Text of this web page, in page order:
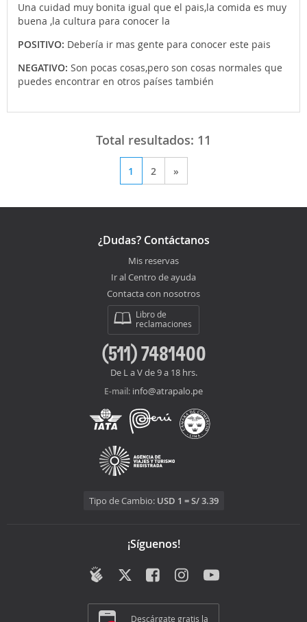
Una cuidad muy bonita igual que el pais,la comida es muy
buena ,la cultura para conocer la
POSITIVO: Debería ir mas gente para conocer este pais
NEGATIVO: Son pocas cosas,pero son cosas normales que
puedes encontrar en otros países también
Total resultados: 11
1 2 »
¿Dudas? Contáctanos
Mis reservas
Ir al Centro de ayuda
Contacta con nosotros
Libro de
reclamaciones
(511) 7481400
De L a V de 9 a 18 hrs.
E-mail: info@atrapalo.pe
Tipo de Cambio: USD 1 = S/ 3.39
¡Síguenos!
Descárgate gratis la